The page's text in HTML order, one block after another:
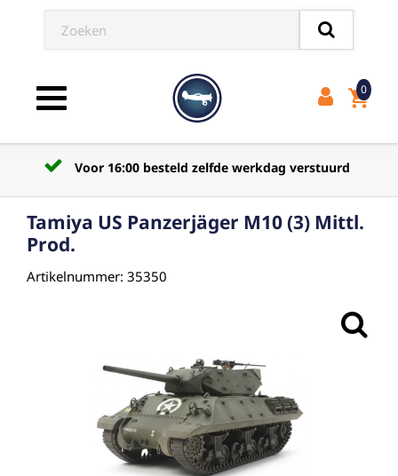
Toggle navigation shopping_cart
0
Voor 16:00 besteld zelfde werkdag verstuurd
Tamiya US Panzerjäger M10 (3) Mittl.
Prod.
Artikelnummer: 35350